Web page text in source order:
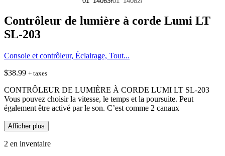
Contrôleur de lumière à corde Lumi LT
SL-203
Console et contrôleur, Éclairage, Tout...
$38.99 + taxes
CONTRÔLEUR DE LUMIÈRE À CORDE LUMI LT SL-203
Vous pouvez choisir la vitesse, le temps et la poursuite. Peut
également être activé par le son. C’est comme 2 canaux
Afficher plus
2 en inventaire